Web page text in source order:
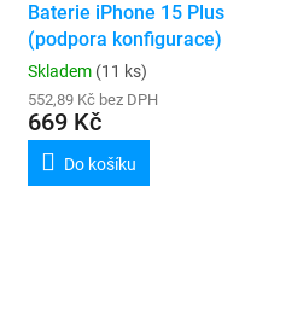
Baterie iPhone 15 Plus
(podpora konfigurace)
Skladem (11 ks)
552,89 Kč bez DPH
669 Kč
Do košíku